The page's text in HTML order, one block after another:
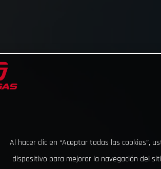
Al hacer clic en “Aceptar todas las cookies”,
dispositivo para mejorar la navegación del